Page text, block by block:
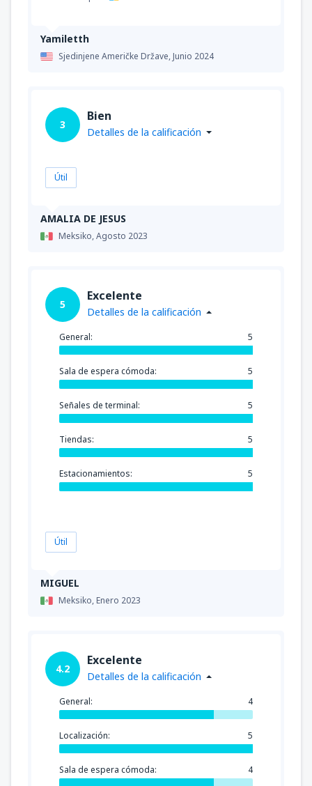
Yamiletth
Sjedinjene Američke Države,Junio 2024
AMALIA DE JESUS
Meksiko,Agosto 2023
3
Bien
Detalles de la calificación
Útil
MIGUEL
Meksiko,Enero 2023
5
Excelente
Detalles de la calificación
General: 5
Sala de espera cómoda: 5
Señales de terminal: 5
Tiendas: 5
Estacionamientos: 5
Útil
4.2
Excelente
Detalles de la calificación
General: 4
Localización: 5
Sala de espera cómoda: 4